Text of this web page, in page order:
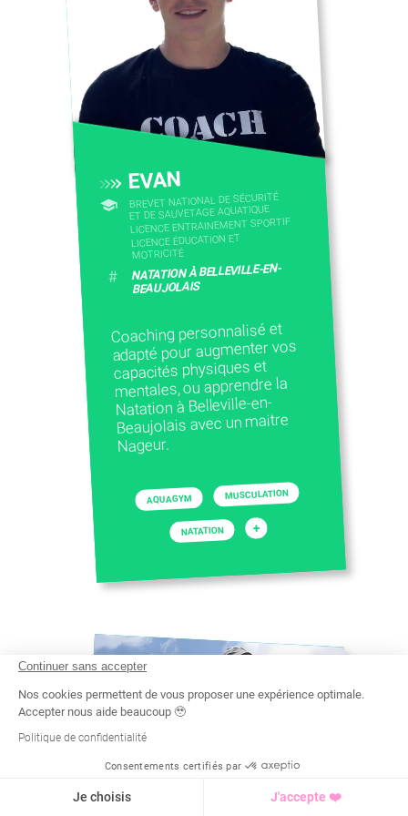
CONTACTEZ-NOUS
EVAN
BREVET NATIONAL DE SÉCURITÉ
ET DE SAUVETAGE AQUATIQUE
LICENCE ENTRAINEMENT SPORTIF
LICENCE ÉDUCATION ET
MOTRICITÉ
# NATATION À BELLEVILLE-EN-
BEAUJOLAIS
Coaching personnalisé et
adapté pour augmenter vos
capacités physiques et
mentales, ou apprendre la
Natation à Belleville-en-
Beaujolais avec un maitre
Nageur.
AQUAGYM MUSCULATION
NATATION +
Continuer sans accepter
Nos cookies permettent de vous proposer une expérience optimale.
Accepter nous aide beaucoup 🥹
Politique de confidentialité
Consentements certifiés par
Je choisis J'accepte ❤️